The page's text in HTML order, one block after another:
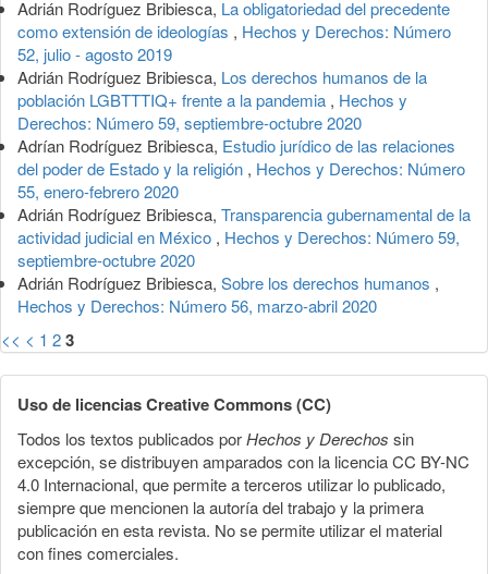
Adrián Rodríguez Bribiesca, La obligatoriedad del precedente
como extensión de ideologías , Hechos y Derechos: Número
52, julio - agosto 2019
Adrián Rodríguez Bribiesca, Los derechos humanos de la
población LGBTTTIQ+ frente a la pandemia , Hechos y
Derechos: Número 59, septiembre-octubre 2020
Adrían Rodríguez Bribiesca, Estudio jurídico de las relaciones
del poder de Estado y la religión , Hechos y Derechos: Número
55, enero-febrero 2020
Adrián Rodríguez Bribiesca, Transparencia gubernamental de la
actividad judicial en México , Hechos y Derechos: Número 59,
septiembre-octubre 2020
Adrián Rodríguez Bribiesca, Sobre los derechos humanos ,
Hechos y Derechos: Número 56, marzo-abril 2020
<< < 1 23
Uso de licencias Creative Commons (CC)
Todos los textos publicados porHechos y Derechos sin
excepción, se distribuyen amparados con la licencia CC BY-NC
4.0 Internacional, que permite a terceros utilizar lo publicado,
siempre que mencionen la autoría del trabajo y la primera
publicación en esta revista. No se permite utilizar el material
con fines comerciales.